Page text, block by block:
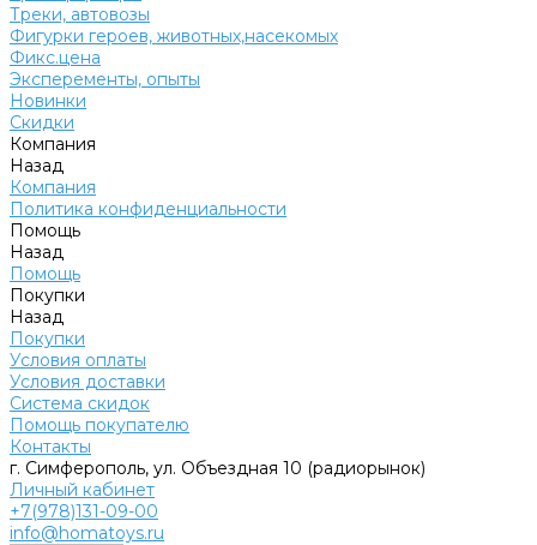
Треки, автовозы
Фигурки героев, животных,насекомых
Фикс.цена
Эксперементы, опыты
Новинки
Скидки
Компания
Назад
Компания
Политика конфиденциальности
Помощь
Назад
Помощь
Покупки
Назад
Покупки
Условия оплаты
Условия доставки
Система скидок
Помощь покупателю
Контакты
г. Симферополь, ул. Объездная 10 (радиорынок)
Личный кабинет
+7(978)131-09-00
info@homatoys.ru